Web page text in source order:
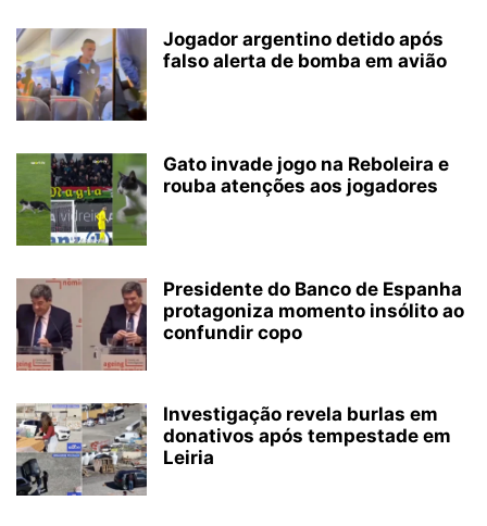
Jogador argentino detido após
falso alerta de bomba em avião
Gato invade jogo na Reboleira e
rouba atenções aos jogadores
Presidente do Banco de Espanha
protagoniza momento insólito ao
confundir copo
Investigação revela burlas em
donativos após tempestade em
Leiria